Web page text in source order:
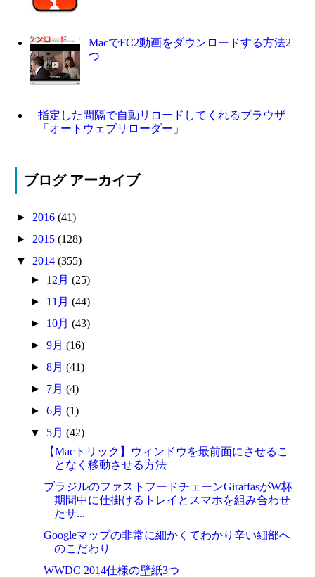
MacでFC2動画をダウンロードする方法2
つ
指定した間隔で自動リロードしてくれるブラウザ
「オートウェブリローダー」
ブログ アーカイブ
► 2016(41)
► 2015(128)
▼ 2014(355)
► 12月 (25)
► 11月 (44)
► 10月 (43)
► 9月 (16)
► 8月 (41)
► 7月 (4)
► 6月 (1)
▼ 5月 (42)
【Macトリック】ウィンドウを最前面にさせるこ
となく移動させる方法
ブラジルのファストフードチェーンGiraffasがW杯
期間中に仕掛けるトレイとスマホを組み合わせ
たサ...
Googleマップの非常に細かくてわかり辛い細部へ
のこだわり
WWDC 2014仕様の壁紙3つ